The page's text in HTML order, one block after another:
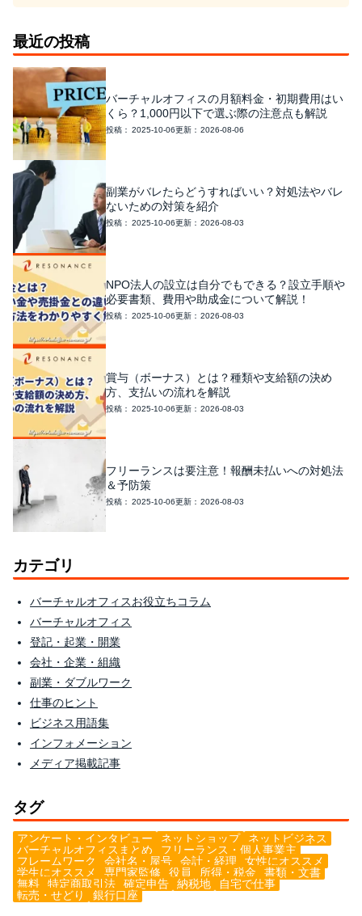
最近の投稿
バーチャルオフィスの月額料金・初期費用はい
くら？1,000円以下で選ぶ際の注意点も解説
2025-10-06 2026-08-06
副業がバレたらどうすればいい？対処法やバレ
ないための対策を紹介
2025-10-06 2026-08-03
NPO法人の設立は自分でもできる？設立手順や
必要書類、費用や助成金について解説！
2025-10-06 2026-08-03
賞与（ボーナス）とは？種類や支給額の決め
方、支払いの流れを解説
2025-10-06 2026-08-03
フリーランスは要注意！報酬未払いへの対処法
＆予防策
2025-10-06 2026-08-03
カテゴリ
バーチャルオフィスお役立ちコラム
バーチャルオフィス
登記・起業・開業
会社・企業・組織
副業・ダブルワーク
仕事のヒント
ビジネス用語集
インフォメーション
メディア掲載記事
タグ
アンケート・インタビュー ネットショップ
ネットビジネス
バーチャルオフィスまとめ
フリーランス・個人事業主
フレームワーク
会社名・屋号 会計・経理
女性にオススメ
学生にオススメ
専門家監修 役員 所得・税金
書類・文書
無料
特定商取引法 確定申告 納税地
自宅で仕事
転売・せどり
銀行口座